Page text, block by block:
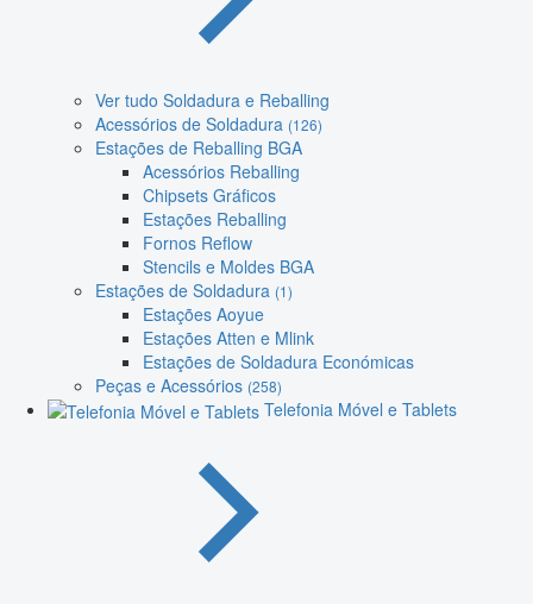
Ver tudo Soldadura e Reballing
Acessórios de Soldadura (126)
Estações de Reballing BGA
Acessórios Reballing
Chipsets Gráficos
Estações Reballing
Fornos Reflow
Stencils e Moldes BGA
Estações de Soldadura (1)
Estações Aoyue
Estações Atten e Mlink
Estações de Soldadura Económicas
Peças e Acessórios (258)
Telefonia Móvel e Tablets